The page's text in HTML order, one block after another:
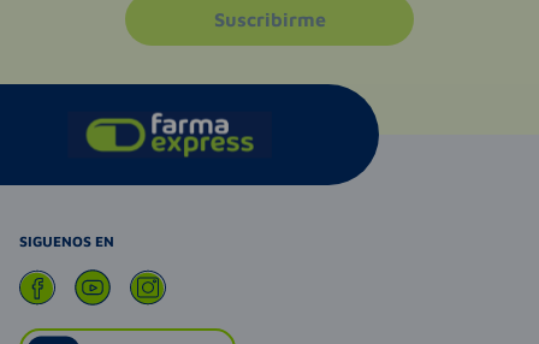
Suscribirme
SIGUENOS EN